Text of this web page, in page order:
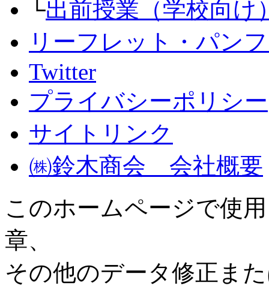
└出前授業（学校向け
リーフレット・パン
Twitter
プライバシーポリシー
サイトリンク
㈱鈴木商会 会社概要
このホームページで使
章、
その他のデータ修正ま